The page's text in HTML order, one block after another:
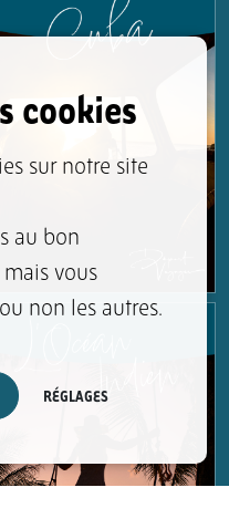
cookies
sur notre site
au bon
vous
non les autres.
RÉGLAGES